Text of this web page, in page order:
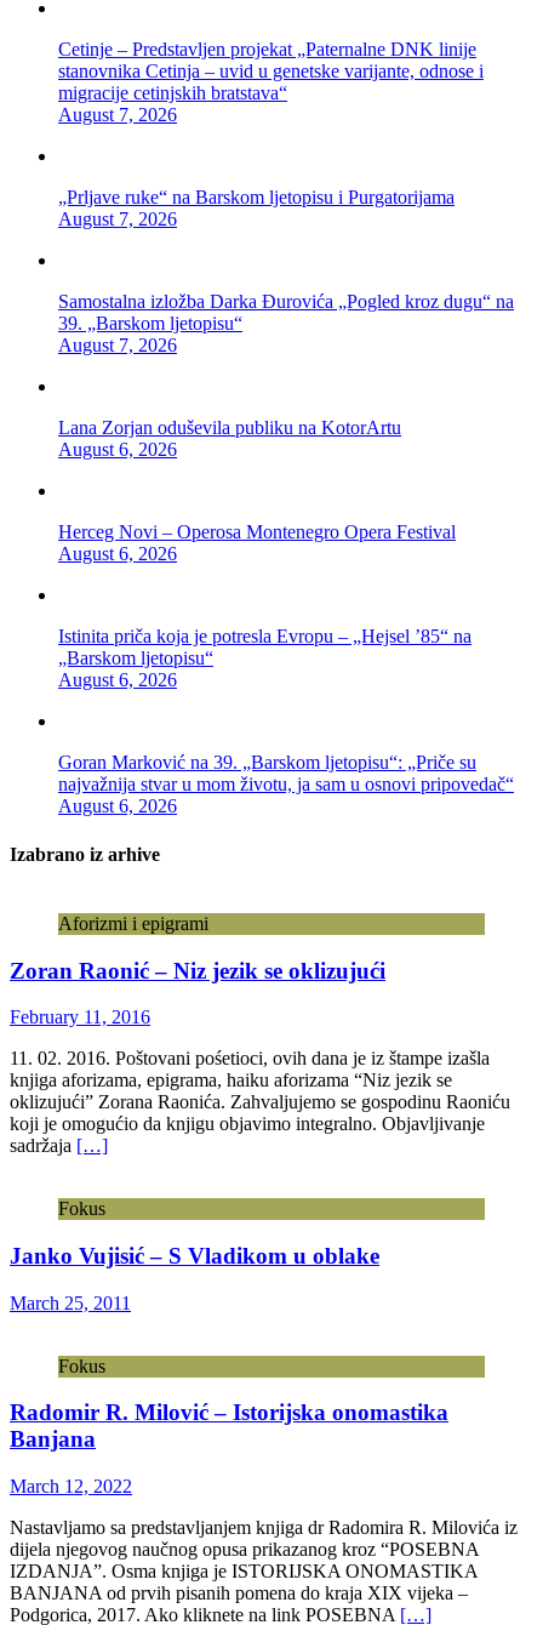
Cetinje – Predstavljen projekat „Paternalne DNK linije
stanovnika Cetinja – uvid u genetske varijante, odnose i
migracije cetinjskih bratstava“
August 7, 2026
„Prljave ruke“ na Barskom ljetopisu i Purgatorijama
August 7, 2026
Samostalna izložba Darka Đurovića „Pogled kroz dugu“ na
39. „Barskom ljetopisu“
August 7, 2026
Lana Zorjan oduševila publiku na KotorArtu
August 6, 2026
Herceg Novi – Operosa Montenegro Opera Festival
August 6, 2026
Istinita priča koja je potresla Evropu – „Hejsel ’85“ na
„Barskom ljetopisu“
August 6, 2026
Goran Marković na 39. „Barskom ljetopisu“: „Priče su
najvažnija stvar u mom životu, ja sam u osnovi pripovedač“
August 6, 2026
Izabrano iz arhive
Aforizmi i epigrami
Zoran Raonić – Niz jezik se oklizujući
February 11, 2016
11. 02. 2016. Poštovani pośetioci, ovih dana je iz štampe izašla
knjiga aforizama, epigrama, haiku aforizama “Niz jezik se
oklizujući” Zorana Raonića. Zahvaljujemo se gospodinu Raoniću
koji je omogućio da knjigu objavimo integralno. Objavljivanje
sadržaja […]
Fokus
Janko Vujisić – S Vladikom u oblake
March 25, 2011
Fokus
Radomir R. Milović – Istorijska onomastika
Banjana
March 12, 2022
Nastavljamo sa predstavljanjem knjiga dr Radomira R. Milovića iz
dijela njegovog naučnog opusa prikazanog kroz “POSEBNA
IZDANJA”. Osma knjiga je ISTORIJSKA ONOMASTIKA
BANJANA od prvih pisanih pomena do kraja XIX vijeka –
Podgorica, 2017. Ako kliknete na link POSEBNA […]